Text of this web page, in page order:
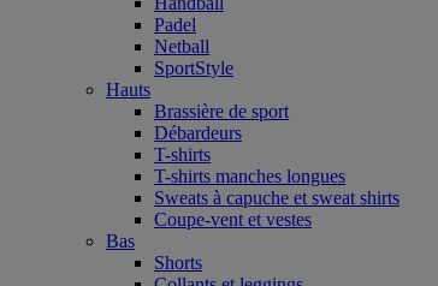
Padel
Netball
SportStyle
Hauts
Brassière de sport
Débardeurs
T-shirts
T-shirts manches longues
Sweats à capuche et sweat shirts
Coupe-vent et vestes
Bas
Shorts